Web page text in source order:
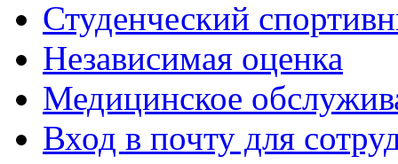
Студенческий
Независимая оценка
Медицинское
Вход в почту для